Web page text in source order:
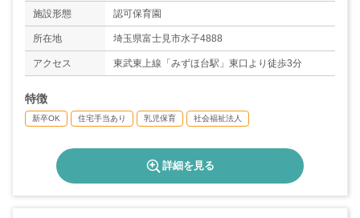
施設形態 認可保育園
所在地 埼玉県富士見市水子4888
アクセス 東武東上線「みずほ台駅」東口より徒歩3分
特徴
新卒OK 住宅手当あり 乳児保育 社会福祉法人
詳細を見る